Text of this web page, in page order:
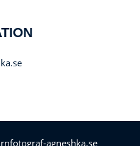
agneshka.se